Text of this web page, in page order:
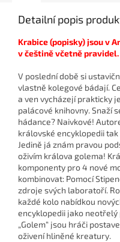
Detailní popis
Krabice (popisky) jsou v
v češtině včetně pravidel.
V poslední době si
vlastně kolegové bádají.
a ven vycházejí prakticky
palácové knihovny. Snaží
hádance? Naivkové!
královské encyklopedii
Jedině já znám pravou
oživím králova golema!
komponenty pro 4 nové
kombinovat: Pomocí
zdroje svých laboratoří.
každé kolo nabídkou
encyklopedii jako neotřelý
„Golem“ jsou hráči
oživení hliněné kreatury.